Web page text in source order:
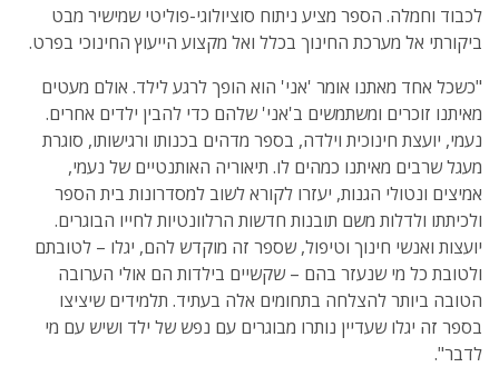
לכבוד וחמלה. הספר מציע ניתוח סוציולוגי-פוליטי שמישיר מבט
ביקורתי אל מערכת החינוך בכלל ואל מקצוע הייעוץ החינוכי בפרט.
"כשכל אחד מאתנו אומר 'אני' הוא הופך לרגע לילד. אולם מעטים
מאיתנו זוכרים ומשתמשים ב'אני' שלהם כדי להבין ילדים אחרים.
נעמי, יועצת חינוכית וילדה, בספר מדהים בכנותו ורגישותו, סוגרת
מעגל שרבים מאיתנו כמהים לו. תיאוריה האותנטיים של נעמי,
אמיצים ונטולי הגנות, יעזרו לקורא לשוב למסדרונות בית הספר
ולכיתתו ולדלות משם תובנות חדשות הרלוונטיות לחייו הבוגרים.
יועצות ואנשי חינוך וטיפול, שספר זה מוקדש להם, יגלו – לטובתם
ולטובת כל מי שנעזר בהם – שקשיים בילדות הם אולי הערובה
הטובה ביותר להצלחה בתחומים אלה בעתיד. תלמידים שיציצו
בספר זה יגלו שעדיין נותרו מבוגרים עם נפש של ילד ושיש עם מי
לדבר".